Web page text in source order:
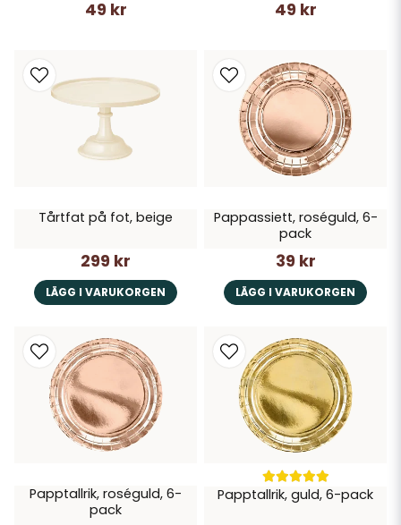
49 kr 49 kr
Tårtfat på fot, beige
299 kr
LÄGG I VARUKORGEN
Pappassiett, roséguld, 6-
pack
39 kr
LÄGG I VARUKORGEN
Papptallrik, roséguld, 6-
pack
Papptallrik, guld, 6-pack